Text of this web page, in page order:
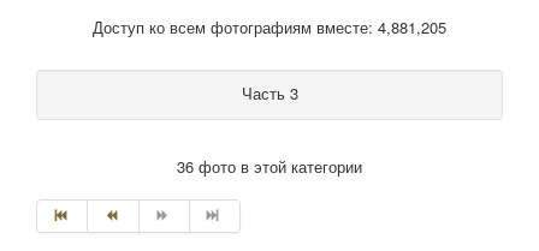
Доступ ко всем фотографиям вместе: 4,881,205
Часть 3
36 фото в этой категории